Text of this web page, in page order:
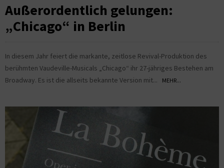
Außerordentlich gelungen:
„Chicago“ in Berlin
In diesem Jahr feiert die markante, zeitlose Revival-Produktion des
berühmten Vaudeville-Musicals „Chicago“ ihr 27-jähriges Bestehen am
Broadway. Es ist die allseits bekannte Version mit...
MEHR...